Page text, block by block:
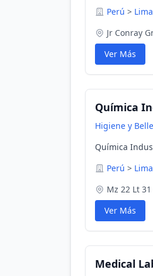
Perú > Lima
Jr Conray
Ver Más
Química
Higiene y
Química
Perú > Lima
Mz 22 Lt
Ver Más
Medical